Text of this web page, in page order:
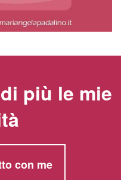
più le mie
con me